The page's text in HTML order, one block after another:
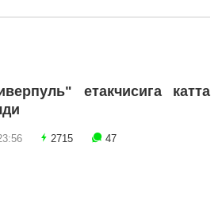
етакчисига катта
2715 47